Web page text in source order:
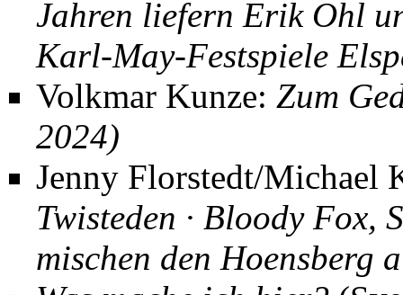
Jahren liefern Erik Ohl
Karl-May-Festspiele
Volkmar Kunze: Zum
2024)
Jenny Florstedt/Michael
Twisteden · Bloody
mischen den Hoensberg